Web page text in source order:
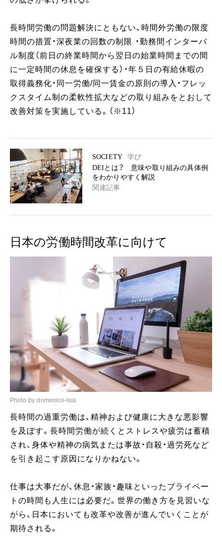
長時間労働の問題解決にともない、時間外労働の限度
時間の措置・深夜業の回数の制限 ・勤務間インターバ
ル制度（前日の終業時間から翌日の始業時間までの間
に一定時間の休息を確保する）・年５日の有給休暇の
取得義務化・同一労働/同一賃金の原則の導入・フレッ
クスタイム制の柔軟性拡大などの取り組みをとおして
改善対策を実施している。（※11）
SOCIETY
学び
DEIとは？ 意味や取り組みの具体例
をわかりやすく解説
関連記事
日本の労働時間改革に向けて
Photo by domenico-loia
長時間の過重労働は、精神および健康に大きな悪影響
を及ぼす。長時間労働が続くとストレスや疲労は蓄積
され、身体や精神の病気または事故・自殺・過労死など
を引き起こす原因になりかねない。
仕事は大事だが、休息・家族・趣味といったプライベー
トの時間も人生には必要だ。世界の働き方を見習いな
がら、日本においても改革や改善が進んでいくことが
期待される。